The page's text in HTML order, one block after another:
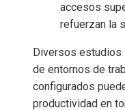
accesos
refuerzan la
Diversos estudios
de entornos de
configurados
productividad en